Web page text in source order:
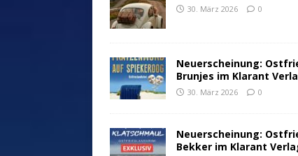
30. März 2026 0
Neuerscheinung:
Brunjes im Klarant
30. März 2026 0
Neuerscheinung:
Bekker im Klarant